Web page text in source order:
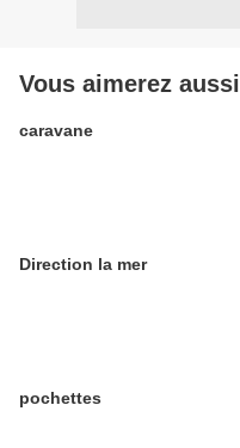
Vous aimerez aussi
caravane
Direction la mer
pochettes